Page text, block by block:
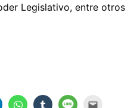
Legislativo, entre otros